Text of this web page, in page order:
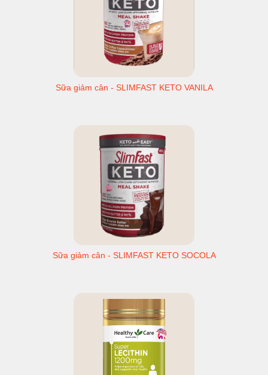
Sữa giảm cân - SLIMFAST KETO VANILA
Sữa giảm cân - SLIMFAST KETO SOCOLA